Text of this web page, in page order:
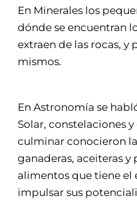
En Minerales los
dónde se encuentran
extraen de las rocas, y
mismos.
En Astronomía se
Solar, constelaciones y
culminar conocieron
ganaderas, aceiteras
alimentos que tiene el
impulsar sus